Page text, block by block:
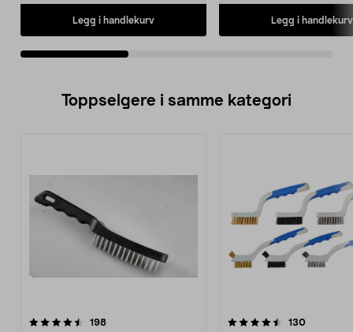
Legg i handlekurv Legg i handlekurv
Toppselgere i samme kategori
198anmeldelser
4.5 av 5 stjerner 130
4.5 av 5 stjerner